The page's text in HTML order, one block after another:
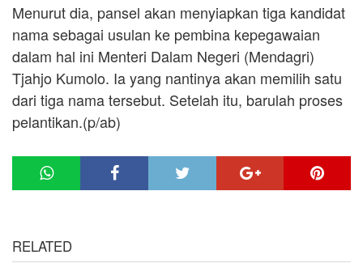
Menurut dia, pansel akan menyiapkan tiga kandidat
nama sebagai usulan ke pembina kepegawaian
dalam hal ini Menteri Dalam Negeri (Mendagri)
Tjahjo Kumolo. Ia yang nantinya akan memilih satu
dari tiga nama tersebut. Setelah itu, barulah proses
pelantikan.(p/ab)
RELATED